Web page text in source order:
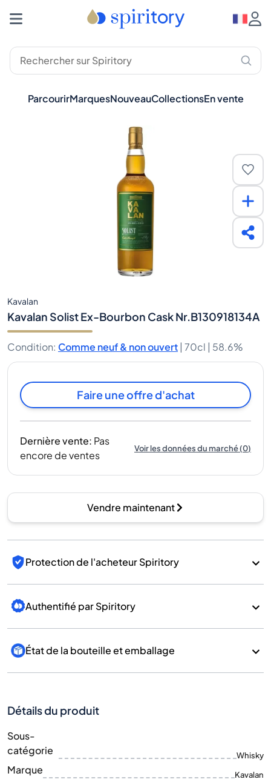
ParcourirMarquesNouveauCollectionsEn vente
Kavalan
Kavalan Solist Ex-Bourbon Cask Nr.B130918134A
Condition: Comme neuf & non ouvert | 70cl | 58.6%
Faire une offre d'achat
Dernière vente: Pas
encore de ventes
Voir les données du marché(0)
Vendre maintenant
Protection de l'acheteur Spiritory
Authentifié par Spiritory
État de la bouteille et emballage
Détails du produit
Sous-
catégorie
Whisky
Marque Kavalan